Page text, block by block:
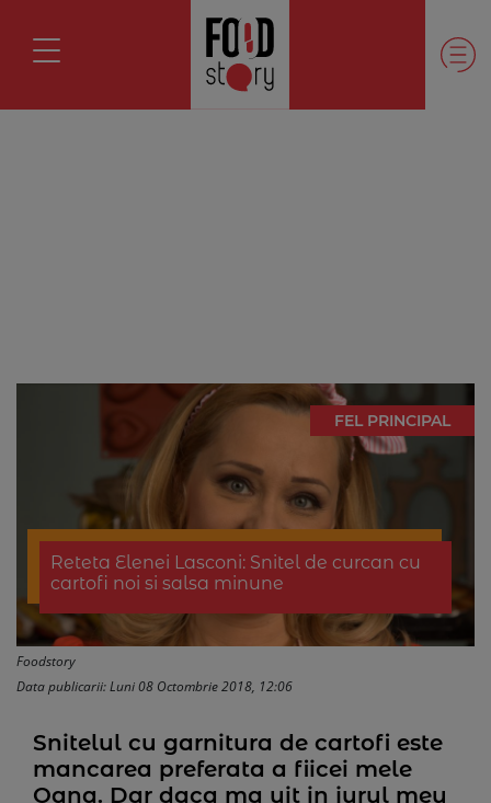
FEL PRINCIPAL
Reteta Elenei Lasconi: Snitel de curcan cu
cartofi noi si salsa minune
Foodstory
Data publicarii: Luni 08 Octombrie 2018, 12:06
Snitelul cu garnitura de cartofi este
mancarea preferata a fiicei mele
Oana. Dar daca ma uit in jurul meu